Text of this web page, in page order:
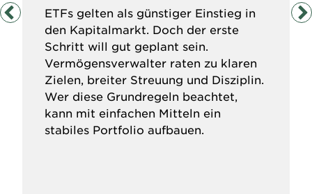
ETFs gelten als günstiger Einstieg in
den Kapitalmarkt. Doch der erste
Schritt will gut geplant sein.
Vermögensverwalter raten zu klaren
Zielen, breiter Streuung und Disziplin.
Wer diese Grundregeln beachtet,
kann mit einfachen Mitteln ein
stabiles Portfolio aufbauen.